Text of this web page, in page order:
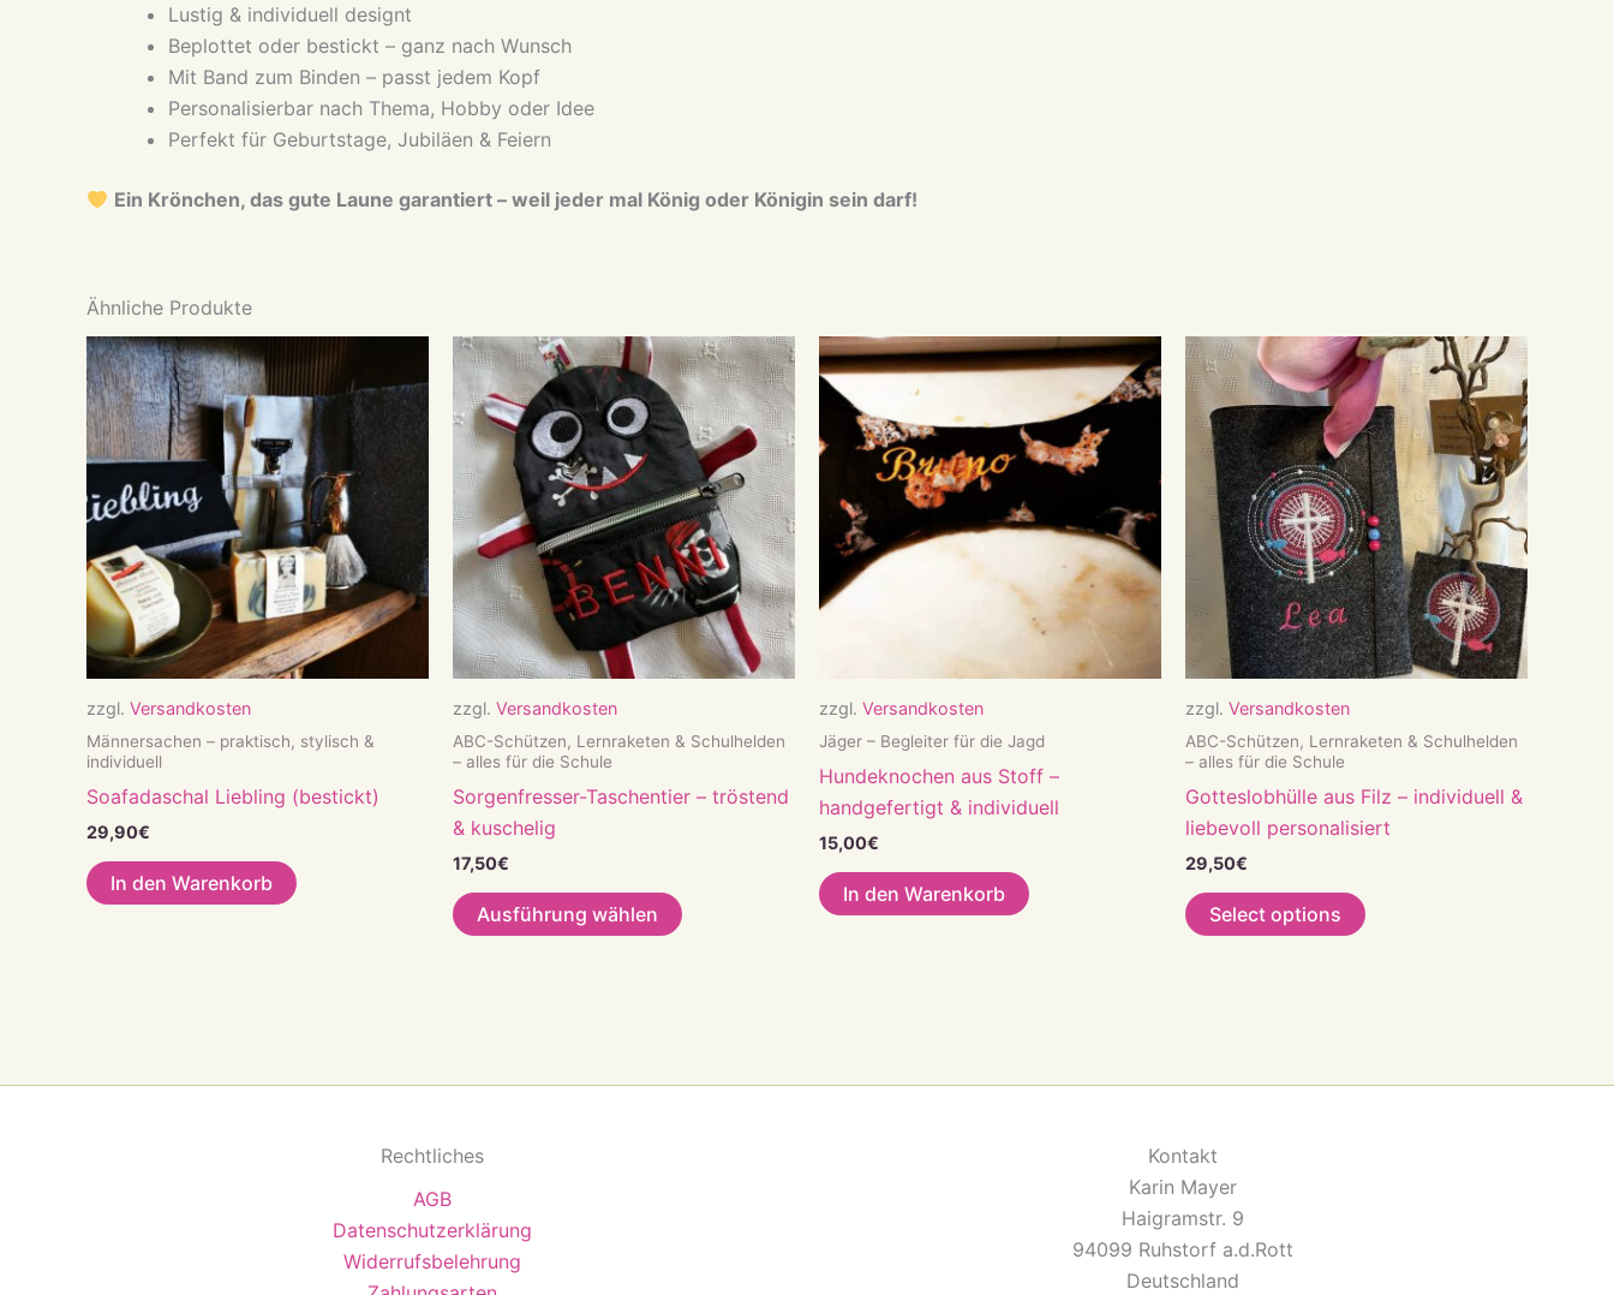
Lustig & individuell designt
Beplottet oder bestickt – ganz nach Wunsch
Mit Band zum Binden – passt jedem Kopf
Personalisierbar nach Thema, Hobby oder Idee
Perfekt für Geburtstage, Jubiläen & Feiern
Ein Krönchen, das gute Laune garantiert – weil jeder mal König oder Königin sein darf!
Ähnliche Produkte
zzgl. Versandkosten
Männersachen – praktisch, stylisch &
individuell
Soafadaschal Liebling (bestickt)
29,90€
In den Warenkorb
zzgl. Versandkosten
ABC-Schützen, Lernraketen & Schulhelden
– alles für die Schule
Sorgenfresser-Taschentier – tröstend
& kuschelig
17,50€
Ausführung wählen
Produkt
Die
zzgl. Versandkosten
Jäger – Begleiter für die Jagd
Hundeknochen aus Stoff –
handgefertigt & individuell
15,00€
In den Warenkorb
zzgl. Versandkosten
ABC-Schützen, Lernraketen & Schulhelden
– alles für die Schule
Gotteslobhülle aus Filz – individuell &
liebevoll personalisiert
29,50€
Select options
Rechtliches
AGB
Datenschutzerklärung
Widerrufsbelehrung
Kontakt
Karin Mayer
Haigramstr. 9
94099 Ruhstorf a.d.Rott
Deutschland